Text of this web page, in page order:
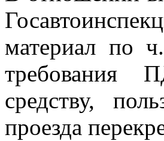
материал по
требования
средству,
проезда